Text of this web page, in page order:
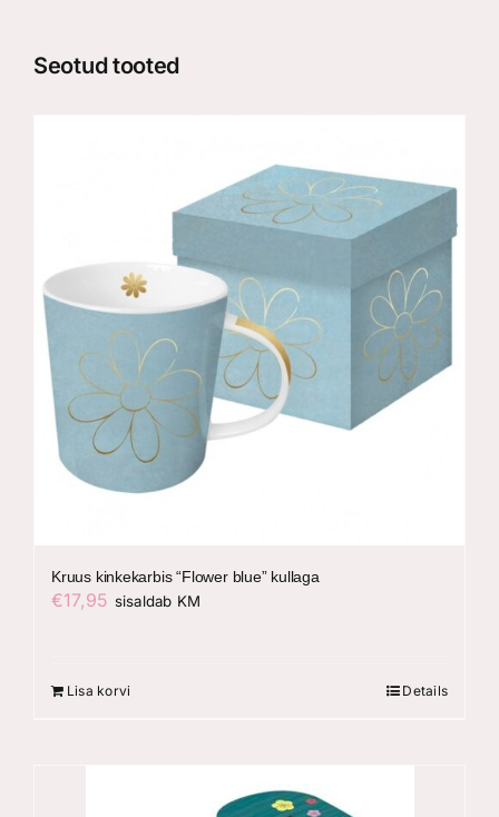
Seotud tooted
Kruus kinkekarbis “Flower blue” kullaga
€17,95 sisaldab KM
Lisa korvi Details